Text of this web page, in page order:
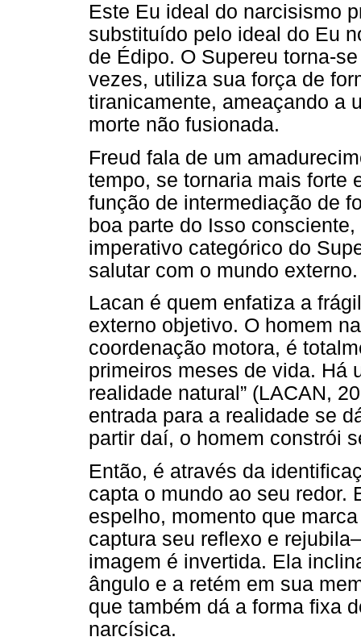
Este Eu ideal do narcisismo
substituído pelo ideal do Eu
de Édipo. O Supereu torna-
vezes, utiliza sua força de
tiranicamente, ameaçando a
morte não fusionada.
Freud fala de um
tempo, se tornaria mais forte
função de intermediação de
boa parte do Isso
imperativo categórico do
salutar com o mundo externo.
Lacan é quem enfatiza a
externo objetivo. O homem
coordenação motora, é
primeiros meses de vida. Há
realidade natural” (LACAN,
entrada para a realidade se
partir daí, o homem constrói
Então, é através da
capta o mundo ao seu redor.
espelho, momento que
captura seu reflexo e
imagem é invertida. Ela
ângulo e a retém em sua
que também dá a forma fixa
narcísica.